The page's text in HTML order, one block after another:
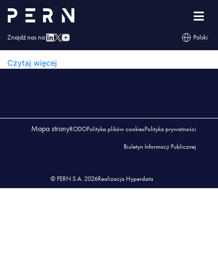
Znajdź nas na: Polski
lab 1 (1)
LAB 1 (1)
Czytaj więcej
Mapa stronyRODOPolityka plików cookiesPolityka prywatności
Biuletyn Informacji Publicznej
© PERN S.A. 2026Realizacja Hyperdata